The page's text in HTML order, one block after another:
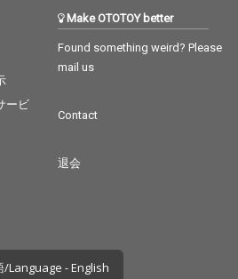
ービ
Make OTOTOY better
Found something weird? Please
mail us
Contact
退会
Language - English